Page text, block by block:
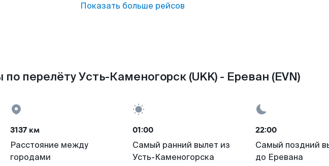
Показать больше рейсов
перелёту Усть-Каменогорск (UKK) - Ереван (EVN)
3137 км
Расстояние между
городами
01:00
Самый ранний вылет из
Усть-Каменогорска
22:00
Самый поздний
до Еревана